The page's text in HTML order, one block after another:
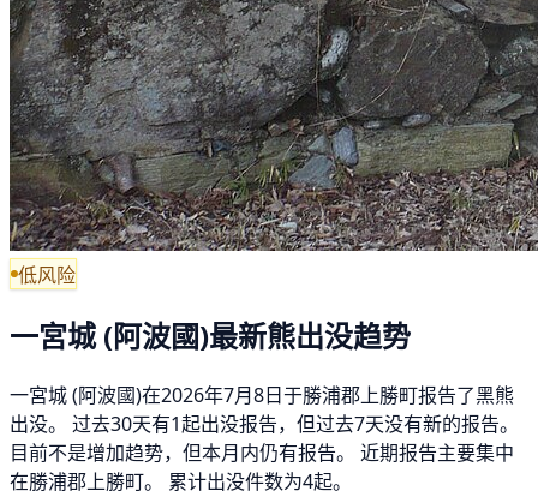
低风险
一宮城 (阿波國)最新熊出没趋势
一宮城 (阿波國)在2026年7月8日于勝浦郡上勝町报告了黑熊
出没。 过去30天有1起出没报告，但过去7天没有新的报告。
目前不是增加趋势，但本月内仍有报告。 近期报告主要集中
在勝浦郡上勝町。 累计出没件数为4起。